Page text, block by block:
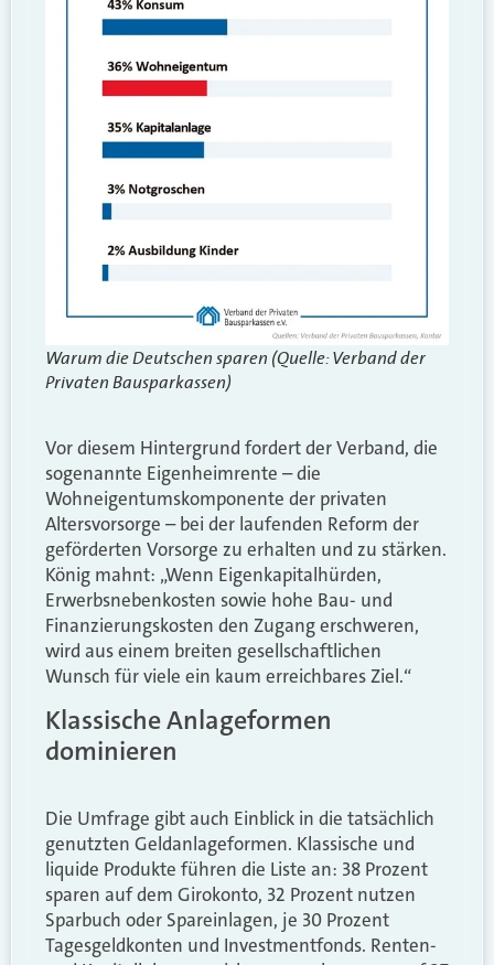
Warum die Deutschen sparen (Quelle: Verband der
Privaten Bausparkassen)
Vor diesem Hintergrund fordert der Verband, die
sogenannte Eigenheimrente – die
Wohneigentumskomponente der privaten
Altersvorsorge – bei der laufenden Reform der
geförderten Vorsorge zu erhalten und zu stärken.
König mahnt: „Wenn Eigenkapitalhürden,
Erwerbsnebenkosten sowie hohe Bau- und
Finanzierungskosten den Zugang erschweren,
wird aus einem breiten gesellschaftlichen
Wunsch für viele ein kaum erreichbares Ziel.“
Klassische Anlageformen
dominieren
Die Umfrage gibt auch Einblick in die tatsächlich
genutzten Geldanlageformen. Klassische und
liquide Produkte führen die Liste an: 38 Prozent
sparen auf dem Girokonto, 32 Prozent nutzen
Sparbuch oder Spareinlagen, je 30 Prozent
Tagesgeldkonten und Investmentfonds. Renten-